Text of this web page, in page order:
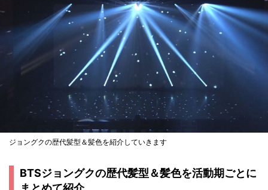
ジョングクの歴代髪型＆髪色を紹介していきます
BTSジョングクの歴代髪型＆髪色を活動期ごとに